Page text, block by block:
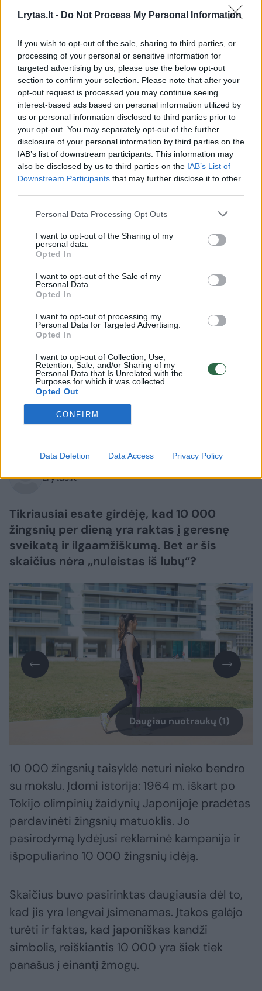
Lrytas.lt - Do Not Process My Personal Information
If you wish to opt-out of the sale, sharing to third parties, or
processing of your personal or sensitive information for
targeted advertising by us, please use the below opt-out
section to confirm your selection. Please note that after your
opt-out request is processed you may continue seeing
interest-based ads based on personal information utilized by
us or personal information disclosed to third parties prior to
your opt-out. You may separately opt-out of the further
disclosure of your personal information by third parties on the
IAB’s list of downstream participants. This information may
also be disclosed by us to third parties on the IAB’s List of
Downstream Participants that may further disclose it to other
Personal Data Processing Opt Outs
I want to opt-out of the Sharing of my
personal data.
Opted In
I want to opt-out of the Sale of my
Personal Data.
Opted In
I want to opt-out of processing my
Personal Data for Targeted Advertising.
Opted In
I want to opt-out of Collection, Use,
Retention, Sale, and/or Sharing of my
Personal Data that Is Unrelated with the
Purposes for which it was collected.
Opted Out
CONFIRM
Data Deletion Data Access Privacy Policy
Prisijunkite prie registruotų vartotojų
bendruomenės ir bendraukite komentaruose!
Rodyti komentarus
Prisijungti komentatoriams
10 000 žingsnių taisyklė –
pramanas: atskleidė, kiek užtenka
iš tikrųjų
2026 m. rugpjūčio 7 d. 12:22
Lrytas.lt
Tikriausiai esate girdėję, kad 10 000
žingsnių per dieną yra raktas į geresnę
sveikatą ir ilgaamžiškumą. Bet ar šis
skaičius nėra „nuleistas iš lubų“?
Daugiau nuotraukų (1)
10 000 žingsnių taisyklė neturi nieko bendro
su mokslu. Įdomi istorija: 1964 m. iškart po
Tokijo olimpinių žaidynių Japonijoje pradėtas
pardavinėti žingsnių matuoklis. Jo
pasirodymą lydėjusi reklaminė kampanija ir
išpopuliarino 10 000 žingsnių idėją.
Skaičius buvo pasirinktas daugiausia dėl to,
kad jis yra lengvai įsimenamas. Įtakos galėjo
turėti ir faktas, kad japoniškas kandži
simbolis, reiškiantis 10 000 yra šiek tiek
panašus į einantį žmogų.